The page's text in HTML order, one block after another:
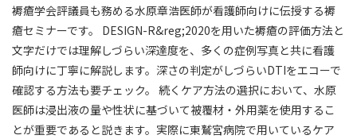
褥瘡学会評議員も務める水原章浩医師が看護師向けに伝授する褥
瘡セミナーです。 DESIGN-R&reg;2020を用いた褥瘡の評価方法と
文字だけでは理解しづらい深達度を、多くの症例写真と共に看護
師向けに丁寧に解説します。深さの判定がしづらいDTIをエコーで
確認する方法も要チェック。 続くケア方法の選択において、水原
医師は浸出液の量や性状に基づいて被覆材・外用薬を使用するこ
とが重要であると説きます。実際に東鷲宮病院で用いているケア